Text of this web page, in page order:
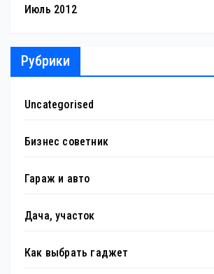
Июль 2012
Рубрики
Uncategorised
Бизнес советник
Гараж и авто
Дача, участок
Как выбрать гаджет